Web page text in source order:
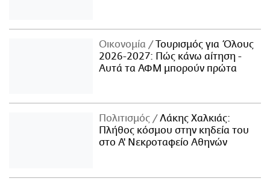
Οικονομία
Τουρισμός για Όλους
2026-2027: Πώς κάνω αίτηση -
Αυτά τα ΑΦΜ μπορούν πρώτα
Πολιτισμός
Λάκης Χαλκιάς:
Πλήθος κόσμου στην κηδεία του
στο Α' Νεκροταφείο Αθηνών